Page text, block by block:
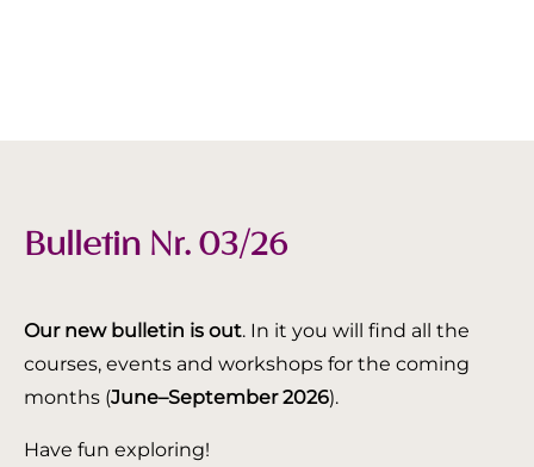
Bulletin Nr. 03/26
Our new bulletin is out. In it you will find all the
courses, events and workshops for the coming
months (June–September 2026).
Have fun exploring!